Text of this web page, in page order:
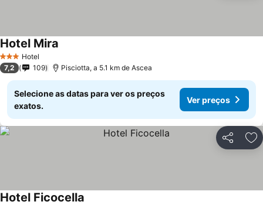
3 EstrelasHotel
Hotel Mira
7,2 109 Pisciotta, a 5.1 km de Ascea
Selecione as datas para ver os preços
exatos.
Ver preços
Partilhar
Hotel Ficocella